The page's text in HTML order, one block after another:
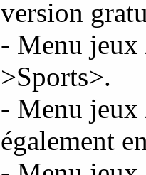
version
- Menu jeux
>Sports>.
- Menu jeux
également